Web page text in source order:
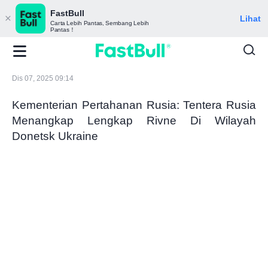
FastBull
Carta Lebih Pantas, Sembang Lebih
Pantas！
Lihat
Dis 07, 2025 09:14
Kementerian Pertahanan Rusia: Tentera Rusia
Menangkap Lengkap Rivne Di Wilayah
Donetsk Ukraine